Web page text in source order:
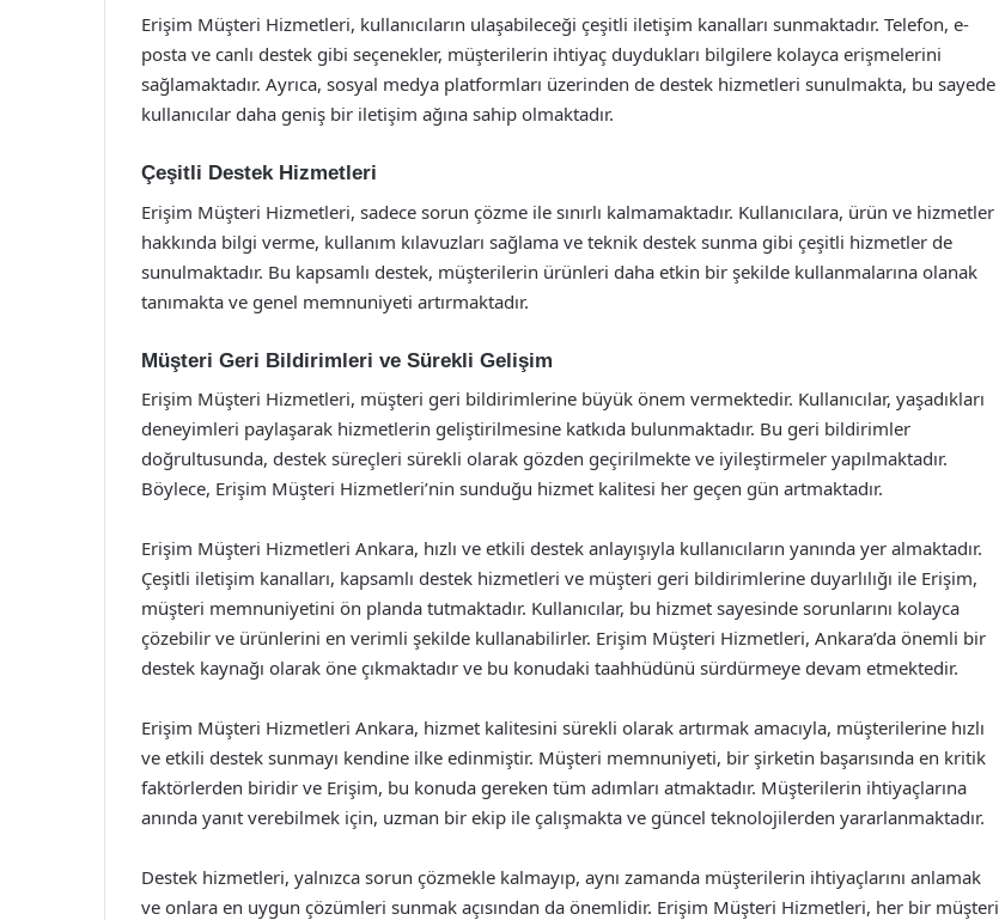
Erişim Müşteri Hizmetleri, kullanıcıların ulaşabileceği çeşitli iletişim kanalları sunmaktadır. Telefon, e-
posta ve canlı destek gibi seçenekler, müşterilerin ihtiyaç duydukları bilgilere kolayca erişmelerini
sağlamaktadır. Ayrıca, sosyal medya platformları üzerinden de destek hizmetleri sunulmakta, bu sayede
kullanıcılar daha geniş bir iletişim ağına sahip olmaktadır.
Çeşitli Destek Hizmetleri
Erişim Müşteri Hizmetleri, sadece sorun çözme ile sınırlı kalmamaktadır. Kullanıcılara, ürün ve hizmetler
hakkında bilgi verme, kullanım kılavuzları sağlama ve teknik destek sunma gibi çeşitli hizmetler de
sunulmaktadır. Bu kapsamlı destek, müşterilerin ürünleri daha etkin bir şekilde kullanmalarına olanak
tanımakta ve genel memnuniyeti artırmaktadır.
Müşteri Geri Bildirimleri ve Sürekli Gelişim
Erişim Müşteri Hizmetleri, müşteri geri bildirimlerine büyük önem vermektedir. Kullanıcılar, yaşadıkları
deneyimleri paylaşarak hizmetlerin geliştirilmesine katkıda bulunmaktadır. Bu geri bildirimler
doğrultusunda, destek süreçleri sürekli olarak gözden geçirilmekte ve iyileştirmeler yapılmaktadır.
Böylece, Erişim Müşteri Hizmetleri’nin sunduğu hizmet kalitesi her geçen gün artmaktadır.
Erişim Müşteri Hizmetleri Ankara, hızlı ve etkili destek anlayışıyla kullanıcıların yanında yer almaktadır.
Çeşitli iletişim kanalları, kapsamlı destek hizmetleri ve müşteri geri bildirimlerine duyarlılığı ile Erişim,
müşteri memnuniyetini ön planda tutmaktadır. Kullanıcılar, bu hizmet sayesinde sorunlarını kolayca
çözebilir ve ürünlerini en verimli şekilde kullanabilirler. Erişim Müşteri Hizmetleri, Ankara’da önemli bir
destek kaynağı olarak öne çıkmaktadır ve bu konudaki taahhüdünü sürdürmeye devam etmektedir.
Erişim Müşteri Hizmetleri Ankara, hizmet kalitesini sürekli olarak artırmak amacıyla, müşterilerine hızlı
ve etkili destek sunmayı kendine ilke edinmiştir. Müşteri memnuniyeti, bir şirketin başarısında en kritik
faktörlerden biridir ve Erişim, bu konuda gereken tüm adımları atmaktadır. Müşterilerin ihtiyaçlarına
anında yanıt verebilmek için, uzman bir ekip ile çalışmakta ve güncel teknolojilerden yararlanmaktadır.
Destek hizmetleri, yalnızca sorun çözmekle kalmayıp, aynı zamanda müşterilerin ihtiyaçlarını anlamak
ve onlara en uygun çözümleri sunmak açısından da önemlidir. Erişim Müşteri Hizmetleri, her bir müşteri